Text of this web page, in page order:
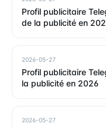
Profil publicitaire
de la publicité en
2026-05-27
Profil publicitaire
la publicité en 2026
2026-05-27